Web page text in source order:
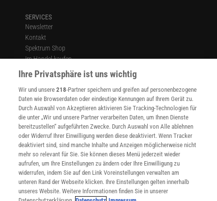
SERVICES
Newsletter
Kontakt
Spektrum Shop
Im Handel kaufen
Presse
Verträge kündigen
Widerruf
INFO
Mediadaten
Datenschutz
Nutzungsbedingungen
Cookie-Einstellungen
Utiq verwalten
Nutzungsbasierte Onlinewerbung
Alle Artikel
Impressum
Ihre Privatsphäre ist uns wichtig
Wir und unsere218-Partner speichern und greifen auf personenbezogene
Daten wie Browserdaten oder eindeutige Kennungen auf Ihrem Gerät zu.
Durch Auswahl von Akzeptieren aktivieren Sie Tracking-Technologien für
die unter „Wir und unsere Partner verarbeiten Daten, um Ihnen Dienste
bereitzustellen“ aufgeführten Zwecke. Durch Auswahl von Alle ablehnen
oder Widerruf Ihrer Einwilligung werden diese deaktiviert. Wenn Tracker
deaktiviert sind, sind manche Inhalte und Anzeigen möglicherweise nicht
mehr so relevant für Sie. Sie können dieses Menü jederzeit wieder
aufrufen, um Ihre Einstellungen zu ändern oder Ihre Einwilligung zu
widerrufen, indem Sie auf den Link Voreinstellungen verwalten am
unteren Rand der Webseite klicken. Ihre Einstellungen gelten innerhalb
unseres Website. Weitere Informationen finden Sie in unserer